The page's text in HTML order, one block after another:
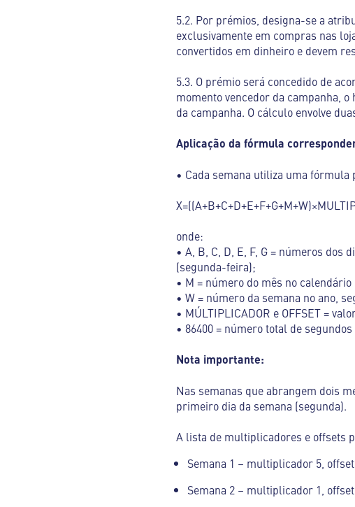
5.2. Por prémios, designa-se a
exclusivamente em compras nas
convertidos em dinheiro e devem
5.3. O prémio será concedido de
momento vencedor da campanha,
da campanha. O cálculo envolve
Aplicação da fórmula
• Cada semana utiliza uma
onde:
• A, B, C, D, E, F, G = números
(segunda-feira);
• M = número do mês no
• W = número da semana no ano,
• MÚLTIPLICADOR e OFFSET =
• 86400 = número total de
Nota importante:
Nas semanas que abrangem dois
primeiro dia da semana (segunda).
A lista de multiplicadores e offsets
Semana 1 – multiplicador 5,
Semana 2 – multiplicador 1,